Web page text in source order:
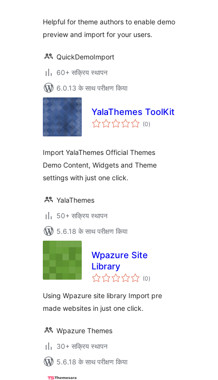
Helpful for theme authors to enable demo
preview and import for your users.
QuickDemoImport
60+ सक्रिय स्थापन
6.0.13 के साथ परीक्षण किया
YalaThemes ToolKit
(0कुल
दर)
Import YalaThemes Official Themes
Demo Content, Widgets and Theme
settings with just one click.
YalaThemes
50+ सक्रिय स्थापन
5.6.18 के साथ परीक्षण किया
Wpazure Site
Library
(0कुल
दर)
Using Wpazure site library Import pre
made websites in just one click.
Wpazure Themes
30+ सक्रिय स्थापन
5.6.18 के साथ परीक्षण किया